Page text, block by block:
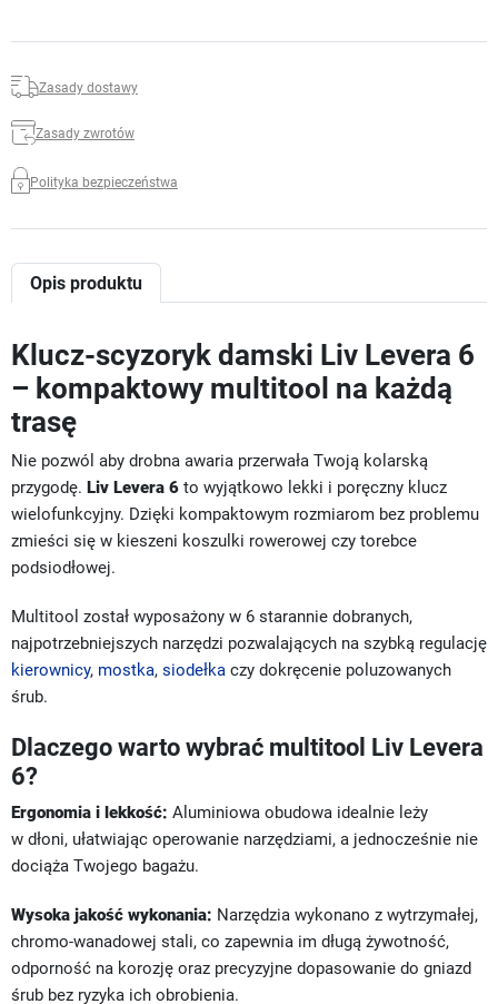
Zasady dostawy
Zasady zwrotów
Polityka bezpieczeństwa
Opis produktu
Klucz-scyzoryk damski Liv Levera 6
– kompaktowy multitool na każdą
trasę
Nie pozwól aby drobna awaria przerwała Twoją kolarską
przygodę. Liv Levera 6 to wyjątkowo lekki i poręczny klucz
wielofunkcyjny. Dzięki kompaktowym rozmiarom bez problemu
zmieści się w kieszeni koszulki rowerowej czy torebce
podsiodłowej.
Multitool został wyposażony w 6 starannie dobranych,
najpotrzebniejszych narzędzi pozwalających na szybką regulację
kierownicy, mostka, siodełka czy dokręcenie poluzowanych
śrub.
Dlaczego warto wybrać multitool Liv Levera
6?
Ergonomia i lekkość: Aluminiowa obudowa idealnie leży
w dłoni, ułatwiając operowanie narzędziami, a jednocześnie nie
dociąża Twojego bagażu.
Wysoka jakość wykonania: Narzędzia wykonano z wytrzymałej,
chromo-wanadowej stali, co zapewnia im długą żywotność,
odporność na korozję oraz precyzyjne dopasowanie do gniazd
śrub bez ryzyka ich obrobienia.